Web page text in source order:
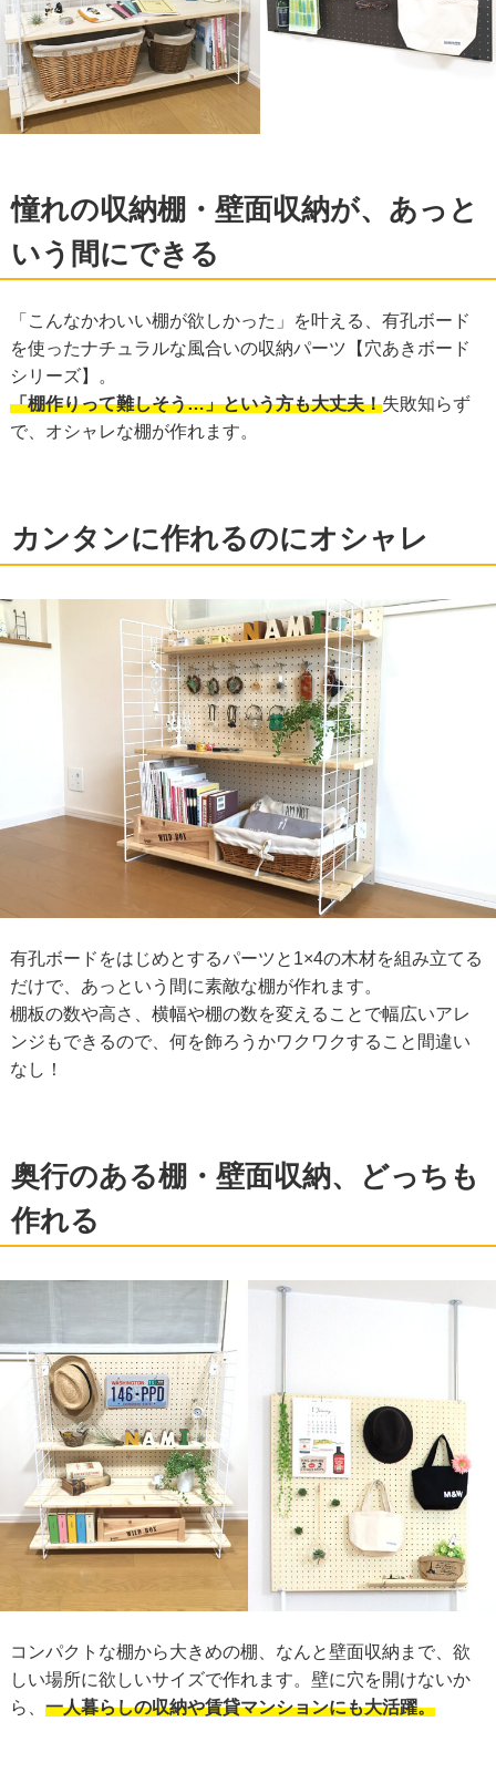
憧れの収納棚・壁面収納が、あっと
いう間にできる
「こんなかわいい棚が欲しかった」を叶える、有孔ボード
を使ったナチュラルな風合いの収納パーツ【穴あきボード
シリーズ】。
「棚作りって難しそう…」という方も大丈夫！失敗知らず
で、オシャレな棚が作れます。
カンタンに作れるのにオシャレ
有孔ボードをはじめとするパーツと1×4の木材を組み立てる
だけで、あっという間に素敵な棚が作れます。
棚板の数や高さ、横幅や棚の数を変えることで幅広いアレ
ンジもできるので、何を飾ろうかワクワクすること間違い
なし！
奥行のある棚・壁面収納、どっちも
作れる
コンパクトな棚から大きめの棚、なんと壁面収納まで、欲
しい場所に欲しいサイズで作れます。壁に穴を開けないか
ら、 一人暮らしの収納や賃貸マンションにも大活躍。